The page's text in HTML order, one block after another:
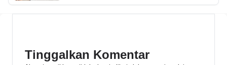
besaran pinjaman, biaya, serta
Tinggalkan Komentar